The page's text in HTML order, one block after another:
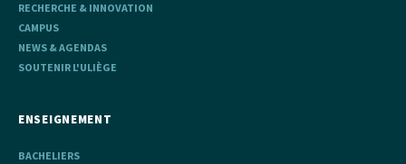
RECHERCHE & INNOVATION
CAMPUS
NEWS & AGENDAS
SOUTENIR L'ULIÈGE
ENSEIGNEMENT
BACHELIERS